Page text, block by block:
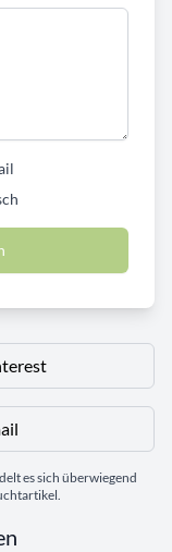
es sich überwiegend